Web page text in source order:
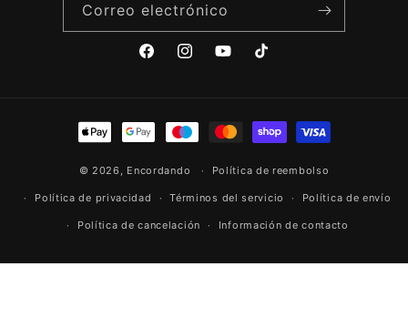
Correo electrónico
FacebookInstagramYouTubeTikTok
Formas
de
pago
© 2026, Encordando Política de reembolso
Política de privacidad Términos del servicio Política de envío
Política de cancelación Información de contacto